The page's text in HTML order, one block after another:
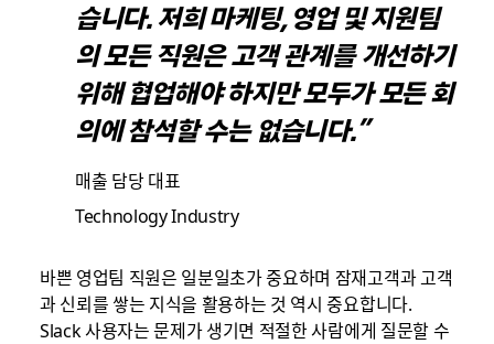
습니다. 저희 마케팅, 영업 및 지원팀
의 모든 직원은 고객 관계를 개선하기
위해 협업해야 하지만 모두가 모든 회
의에 참석할 수는 없습니다.”
매출 담당 대표
Technology Industry
바쁜 영업팀 직원은 일분일초가 중요하며 잠재고객과 고객
과 신뢰를 쌓는 지식을 활용하는 것 역시 중요합니다.
Slack 사용자는 문제가 생기면 적절한 사람에게 질문할 수